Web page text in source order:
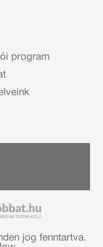
program
jog fenntartva.